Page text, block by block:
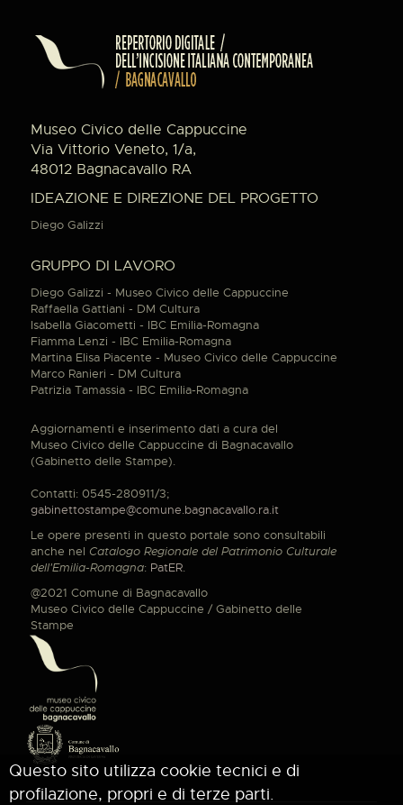
Museo Civico delle Cappuccine
Via Vittorio Veneto, 1/a,
48012 Bagnacavallo RA
IDEAZIONE E DIREZIONE DEL PROGETTO
Diego Galizzi
GRUPPO DI LAVORO
Diego Galizzi - Museo Civico delle Cappuccine
Raffaella Gattiani - DM Cultura
Isabella Giacometti - IBC Emilia-Romagna
Fiamma Lenzi - IBC Emilia-Romagna
Martina Elisa Piacente - Museo Civico delle Cappuccine
Marco Ranieri - DM Cultura
Patrizia Tamassia - IBC Emilia-Romagna
Aggiornamenti e inserimento dati a cura del
Museo Civico delle Cappuccine di Bagnacavallo
(Gabinetto delle Stampe).
Contatti: 0545-280911/3;
gabinettostampe@comune.bagnacavallo.ra.it
Le opere presenti in questo portale sono consultabili
anche nel Catalogo Regionale del Patrimonio Culturale
dell'Emilia-Romagna: PatER.
@2021 Comune di Bagnacavallo
Museo Civico delle Cappuccine / Gabinetto delle
Stampe
Questo sito utilizza cookie tecnici e di
profilazione, propri e di terze parti.